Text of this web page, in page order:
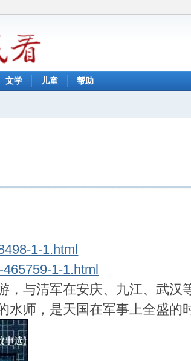
文学 儿童 帮助
1-1.html
1-1.html
与清军在安庆、九江、武汉
水师，是天国在军事上全盛的